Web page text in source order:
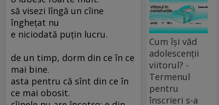
să visezi lîngă un cîine
îngheţat nu
e niciodată puţin lucru.
de un timp, dorm din ce în ce
mai bine.
asta pentru că sînt din ce în
ce mai obosit.
Cum își văd
adolescenții
viitorul? -
Termenul
pentru
înscrieri s-a